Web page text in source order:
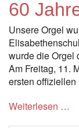
60
Unsere Orgel
wurde die Orgel
Am Freitag, 11.
ersten
Weiterlesen …